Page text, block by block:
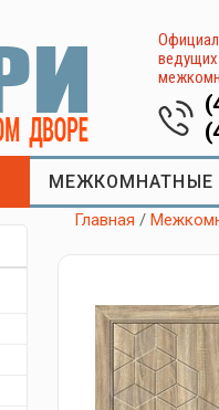
ведущих
МЕЖКОМНАТНЫЕ
Главная /